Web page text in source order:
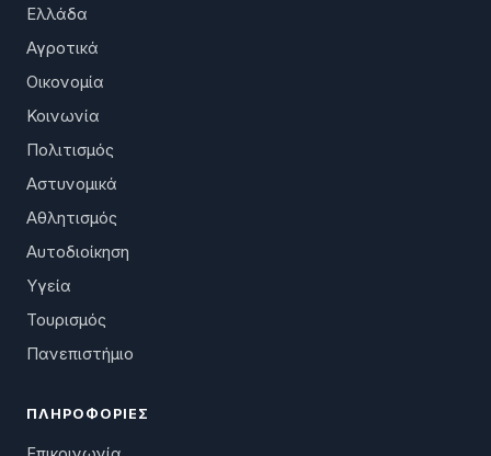
Ελλάδα
Αγροτικά
Οικονομία
Κοινωνία
Πολιτισμός
Αστυνομικά
Αθλητισμός
Αυτοδιοίκηση
Υγεία
Τουρισμός
Πανεπιστήμιο
ΠΛΗΡΟΦΟΡΊΕΣ